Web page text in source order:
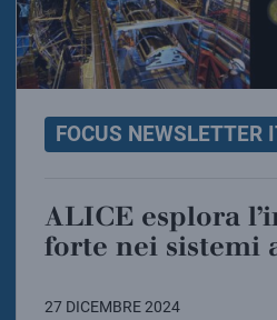
FOCUS NEWSLETTER
ALICE esplora l’interazione
forte nei sistemi
27 DICEMBRE 2024